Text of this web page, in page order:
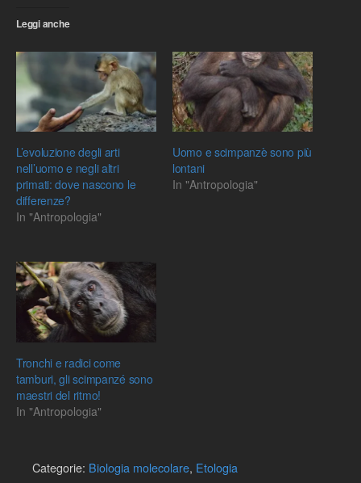
Leggi anche
L’evoluzione degli arti
nell’uomo e negli altri
primati: dove nascono le
differenze?
In "Antropologia"
Uomo e scimpanzè sono più
lontani
In "Antropologia"
Tronchi e radici come
tamburi, gli scimpanzé sono
maestri del ritmo!
In "Antropologia"
Categorie: Biologia molecolare, Etologia